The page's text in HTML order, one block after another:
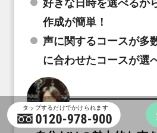
好きな日時を選べるか
作成が簡単！
声に関するコースが多
に合わせたコースが選